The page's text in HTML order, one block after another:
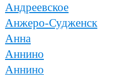
Андреевское
Анжеро-Судженск
Анна
Аннино
Аннино